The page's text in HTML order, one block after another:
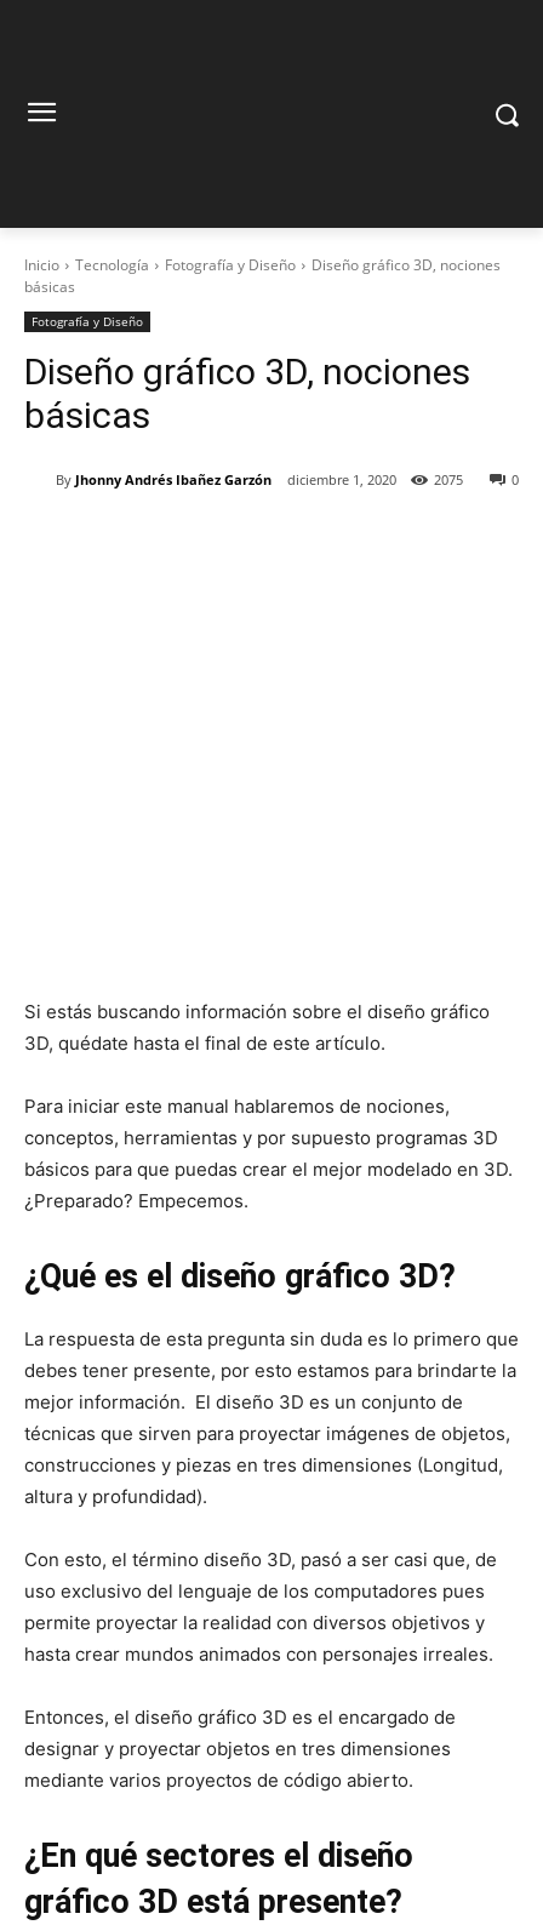
Inicio Tecnología Fotografía y Diseño
Diseño gráfico 3D, nociones
básicas
Fotografía y Diseño
Diseño gráfico 3D, nociones
básicas
By Jhonny Andrés Ibañez Garzón diciembre 1, 2020 0
2075
Si estás buscando información sobre el diseño gráfico
3D, quédate hasta el final de este artículo.
Para iniciar este manual hablaremos de nociones,
conceptos, herramientas y por supuesto programas 3D
básicos para que puedas crear el mejor modelado en 3D.
¿Preparado? Empecemos.
¿Qué es el diseño gráfico 3D?
La respuesta de esta pregunta sin duda es lo primero que
debes tener presente, por esto estamos para brindarte la
mejor información. El diseño 3D es un conjunto de
técnicas que sirven para proyectar imágenes de objetos,
construcciones y piezas en tres dimensiones (Longitud,
altura y profundidad).
Con esto, el término diseño 3D, pasó a ser casi que, de
uso exclusivo del lenguaje de los computadores pues
permite proyectar la realidad con diversos objetivos y
hasta crear mundos animados con personajes irreales.
Entonces, el diseño gráfico 3D es el encargado de
designar y proyectar objetos en tres dimensiones
mediante varios proyectos de código abierto.
¿En qué sectores el diseño
gráfico 3D está presente?